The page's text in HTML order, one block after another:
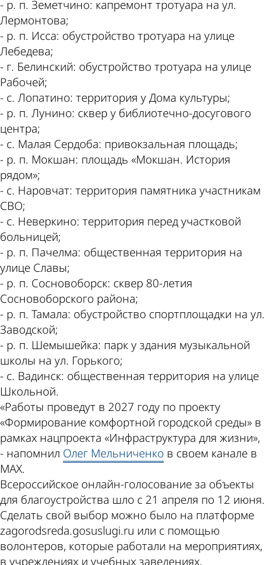
- р. п. Земетчино: капремонт тротуара на ул.
Лермонтова;
- р. п. Исса: обустройство тротуара на улице
Лебедева;
- г. Белинский: обустройство тротуара на улице
Рабочей;
- с. Лопатино: территория у Дома культуры;
- р. п. Лунино: сквер у библиотечно-досугового
центра;
- с. Малая Сердоба: привокзальная площадь;
- р. п. Мокшан: площадь «Мокшан. История
рядом»;
- с. Наровчат: территория памятника участникам
СВО;
- с. Неверкино: территория перед участковой
больницей;
- р. п. Пачелма: общественная территория на
улице Славы;
- р. п. Сосновоборск: сквер 80-летия
Сосновоборского района;
- р. п. Тамала: обустройство спортплощадки на ул.
Заводской;
- р. п. Шемышейка: парк у здания музыкальной
школы на ул. Горького;
- с. Вадинск: общественная территория на улице
Школьной.
«Работы проведут в 2027 году по проекту
«Формирование комфортной городской среды» в
рамках нацпроекта «Инфраструктура для жизни»,
- напомнил Олег Мельниченко в своем канале в
МАХ.
Всероссийское онлайн-голосование за объекты
для благоустройства шло с 21 апреля по 12 июня.
Сделать свой выбор можно было на платформе
zagorodsreda.gosuslugi.ru или с помощью
волонтеров, которые работали на мероприятиях,
в учреждениях и учебных заведениях,